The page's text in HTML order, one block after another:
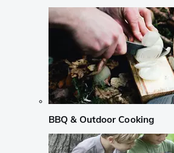
BBQ & Outdoor Cooking